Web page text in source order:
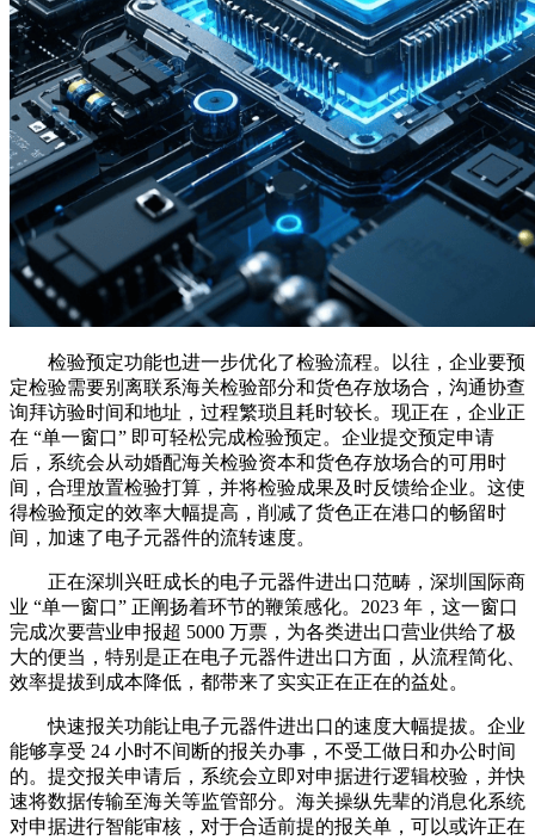
检验预定功能也进一步优化了检验流程。以往，企业要预
定检验需要别离联系海关检验部分和货色存放场合，沟通协查
询拜访验时间和地址，过程繁琐且耗时较长。现正在，企业正
在 “单一窗口” 即可轻松完成检验预定。企业提交预定申请
后，系统会从动婚配海关检验资本和货色存放场合的可用时
间，合理放置检验打算，并将检验成果及时反馈给企业。这使
得检验预定的效率大幅提高，削减了货色正在港口的畅留时
间，加速了电子元器件的流转速度。
正在深圳兴旺成长的电子元器件进出口范畴，深圳国际商
业 “单一窗口” 正阐扬着环节的鞭策感化。2023 年，这一窗口
完成次要营业申报超 5000 万票，为各类进出口营业供给了极
大的便当，特别是正在电子元器件进出口方面，从流程简化、
效率提拔到成本降低，都带来了实实正在正在的益处。
快速报关功能让电子元器件进出口的速度大幅提拔。企业
能够享受 24 小时不间断的报关办事，不受工做日和办公时间
的。提交报关申请后，系统会立即对申据进行逻辑校验，并快
速将数据传输至海关等监管部分。海关操纵先辈的消息化系统
对申据进行智能审核，对于合适前提的报关单，可以或许正在